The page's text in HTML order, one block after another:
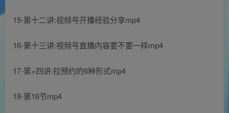
15-第十二讲:视频号开播经验分享mp4
16-第十三讲:视频号直播内容要不要一样mp4
17-第+四讲:拉预约的6种形式mp4
18-第16节mp4